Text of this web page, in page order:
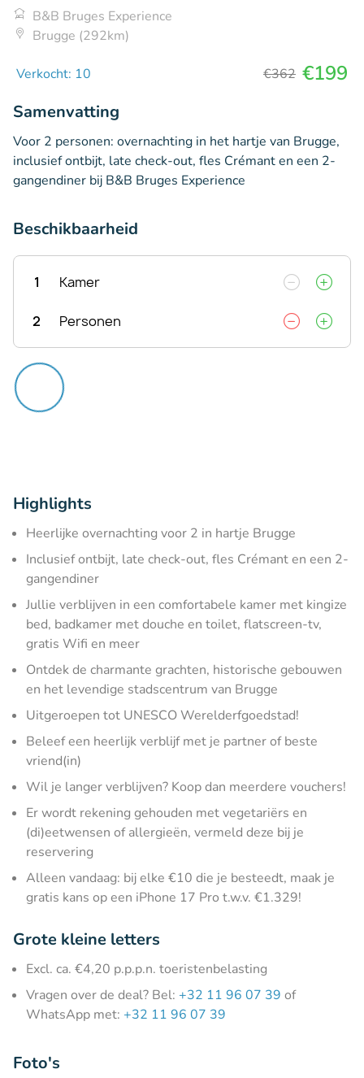
B&B Bruges Experience
Brugge (292km)
Verkocht: 10 €362 €199
Samenvatting
Voor 2 personen: overnachting in het hartje van Brugge,
inclusief ontbijt, late check-out, fles Crémant en een 2-
gangendiner bij B&B Bruges Experience
Beschikbaarheid
1 Kamer
2 Personen
Highlights
Heerlijke overnachting voor 2 in hartje Brugge
Inclusief ontbijt, late check-out, fles Crémant en een 2-
gangendiner
Jullie verblijven in een comfortabele kamer met kingize
bed, badkamer met douche en toilet, flatscreen-tv,
gratis Wifi en meer
Ontdek de charmante grachten, historische gebouwen
en het levendige stadscentrum van Brugge
Uitgeroepen tot UNESCO Werelderfgoedstad!
Beleef een heerlijk verblijf met je partner of beste
vriend(in)
Wil je langer verblijven? Koop dan meerdere vouchers!
Er wordt rekening gehouden met vegetariërs en
(di)eetwensen of allergieën, vermeld deze bij je
reservering
Alleen vandaag: bij elke €10 die je besteedt, maak je
gratis kans op een iPhone 17 Pro t.w.v. €1.329!
Grote kleine letters
Excl. ca. €4,20 p.p.p.n. toeristenbelasting
Vragen over de deal? Bel: +32 11 96 07 39 of
WhatsApp met: +32 11 96 07 39
Foto's